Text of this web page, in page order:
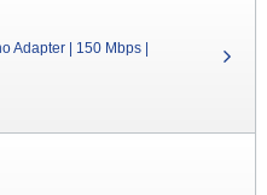
Adapter | 150 Mbps |